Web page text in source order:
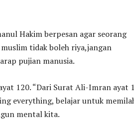
Hakim berpesan agar seorang
tidak boleh riya,jangan
pujian manusia.
120. “Dari Surat Ali-Imran ayat
everything, belajar untuk
mental kita.